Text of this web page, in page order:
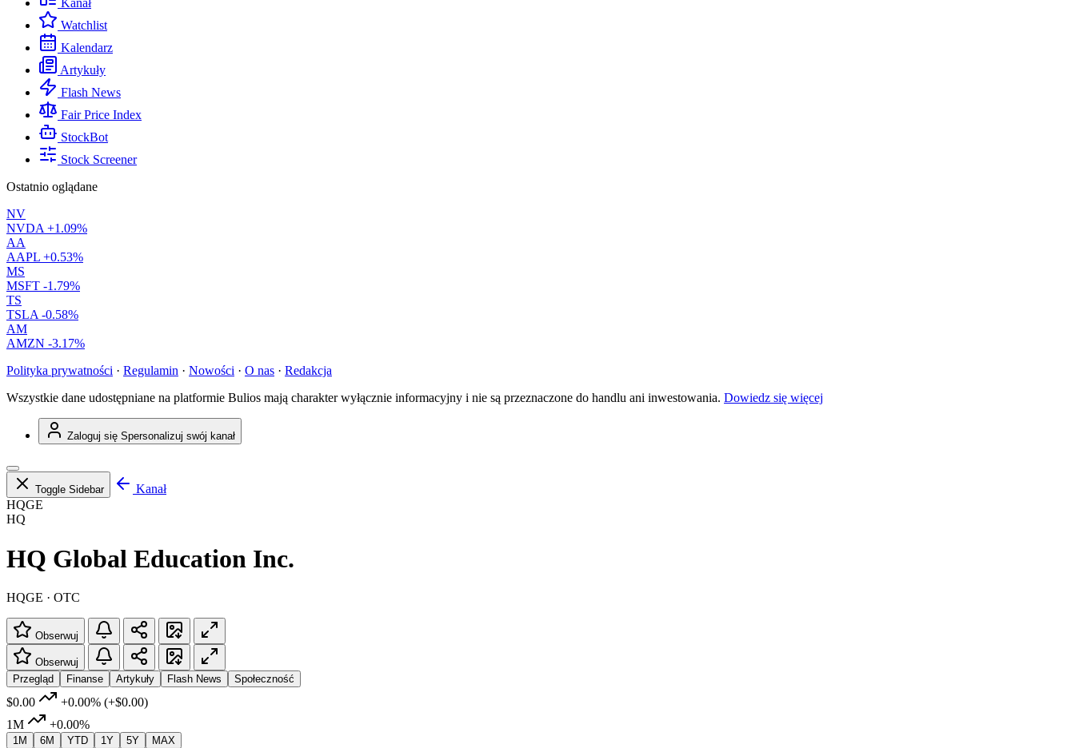
Kanał
Watchlist
Kalendarz
Artykuły
Flash News
Fair Price Index
StockBot
Stock Screener
Ostatnio oglądane
NV
NVDA +1.09%
AA
AAPL +0.53%
MS
MSFT -1.79%
TS
TSLA -0.58%
AM
AMZN -3.17%
Polityka prywatności · Regulamin · Nowości · O nas · Redakcja
Wszystkie dane udostępniane na platformie Bulios mają charakter wyłącznie informacyjny i nie są przeznaczone do handlu ani inwestowania. Dowiedz się więcej
Zaloguj się Spersonalizuj swój kanał
Toggle Sidebar
Kanał
HQGE
HQ
HQ Global Education Inc.
HQGE · OTC
Obserwuj
Obserwuj
Przegląd
Finanse Artykuły Flash News Społeczność
$0.00 +0.00% (+$0.00)
1M
+0.00%
1M 6M YTD 1Y 5Y MAX